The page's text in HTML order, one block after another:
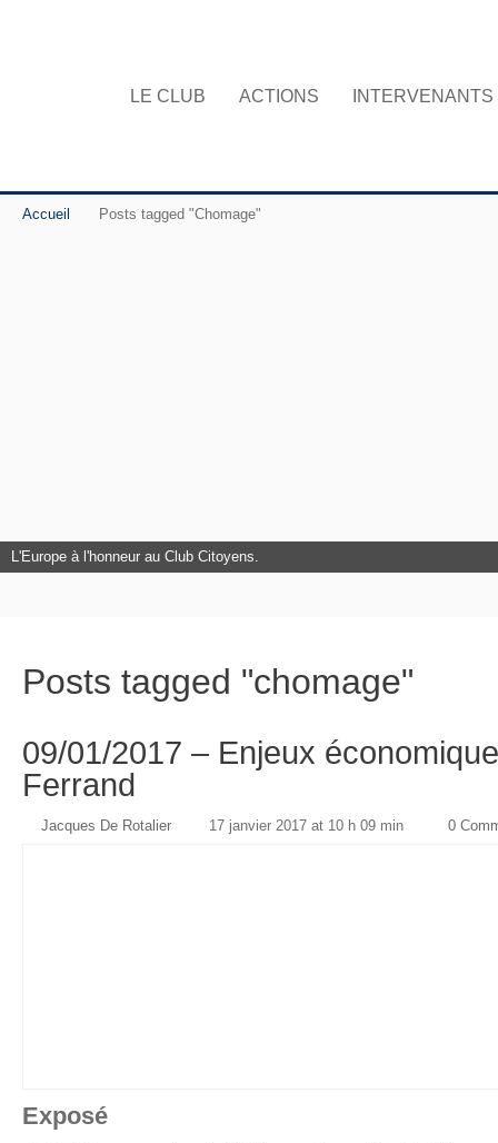
LE CLUB ACTIONS INTERVENANTS
Accueil Posts tagged "Chomage"
L'Europe à l'honneur au Club Citoyens.
Posts tagged "chomage"
09/01/2017 – Enjeux
Ferrand
Jacques De Rotalier 17 janvier 2017 at 10 h 09 min 0
Exposé